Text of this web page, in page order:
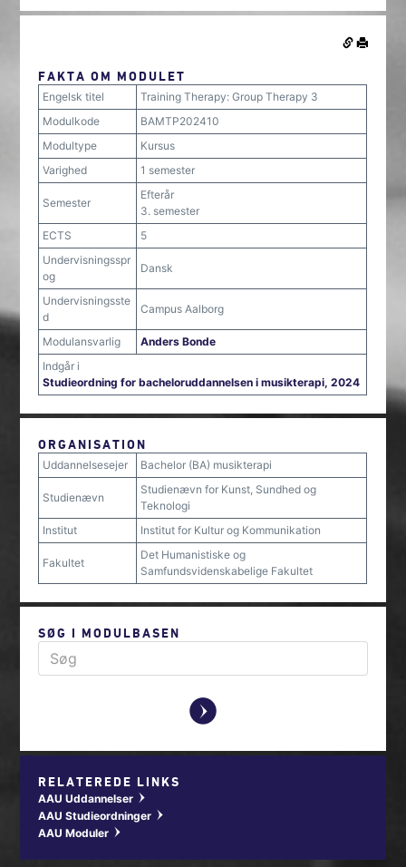
FAKTA OM MODULET
Engelsk titel
Training Therapy: Group Therapy 3
Modulkode
BAMTP202410
Modultype
Kursus
Varighed
1 semester
Semester
Efterår
3. semester
ECTS
5
Undervisningsspr
og
Dansk
Undervisningsste
d
Campus Aalborg
Modulansvarlig
Anders Bonde
Indgår i
Studieordning for bacheloruddannelsen i musikterapi, 2024
ORGANISATION
Uddannelsesejer Bachelor (BA) musikterapi
Studienævn
Studienævn for Kunst, Sundhed og
Teknologi
Institut
Institut for Kultur og Kommunikation
Fakultet
Det Humanistiske og
Samfundsvidenskabelige Fakultet
SØG I MODULBASEN
y
RELATEREDE LINKS
AAU Uddannelser w
AAU Studieordninger w
AAU Moduler w